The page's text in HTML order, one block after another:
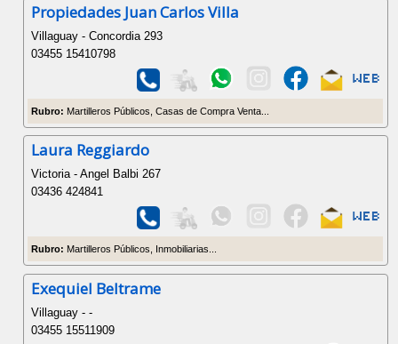
Propiedades Juan Carlos Villa
Villaguay - Concordia 293
03455 15410798
Rubro: Martilleros Públicos, Casas de Compra Venta...
Laura Reggiardo
Victoria - Angel Balbi 267
03436 424841
Rubro: Martilleros Públicos, Inmobiliarias...
Exequiel Beltrame
Villaguay - -
03455 15511909